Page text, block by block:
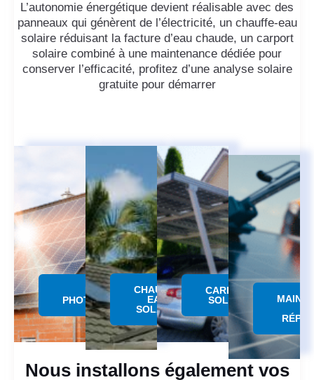
L’autonomie énergétique devient réalisable avec des
panneaux qui génèrent de l’électricité, un chauffe-eau
solaire réduisant la facture d’eau chaude, un carport
solaire combiné à une maintenance dédiée pour
conserver l’efficacité, profitez d’une analyse solaire
gratuite pour démarrer
PANNEAU
PHOTOVOLTAÏQUE
CHAUFFE
EAU
SOLAIRE
CARPORT
SOLAIRE
Nous installons également vos